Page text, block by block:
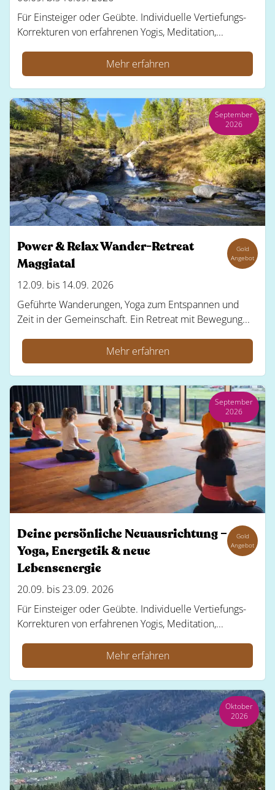
Für Einsteiger oder Geübte. Individuelle Vertiefungs-
Korrekturen von erfahrenen Yogis, Meditation,...
Mehr erfahren
September
2026
Power & Relax Wander-Retreat
Maggiatal
Gold
Angebot
12.09. bis 14.09. 2026
Geführte Wanderungen, Yoga zum Entspannen und
Zeit in der Gemeinschaft. Ein Retreat mit Bewegung...
Mehr erfahren
September
2026
Deine persönliche Neuausrichtung –
Yoga, Energetik & neue
Lebensenergie
Gold
Angebot
20.09. bis 23.09. 2026
Für Einsteiger oder Geübte. Individuelle Vertiefungs-
Korrekturen von erfahrenen Yogis, Meditation,...
Mehr erfahren
Oktober
2026